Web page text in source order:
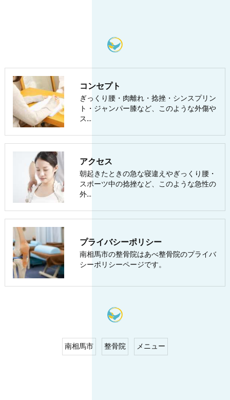
コンセプト
ぎっくり腰・肉離れ・捻挫・シンスプリン
ト・ジャンパー膝など、このような外傷や
ス…
アクセス
朝起きたときの急な寝違えやぎっくり腰・
スポーツ中の捻挫など、このような急性の
外…
プライバシーポリシー
南相馬市の整骨院はあべ整骨院のプライバ
シーポリシーページです。
南相馬市 整骨院 メニュー